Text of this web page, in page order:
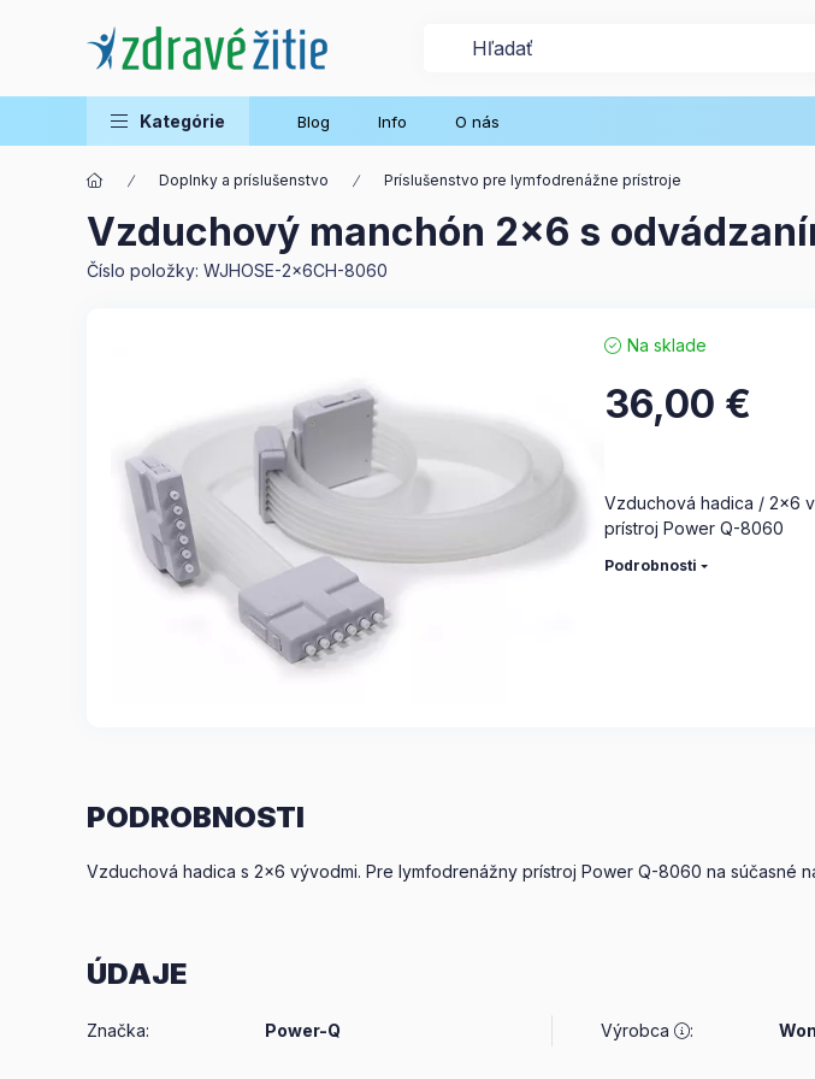
Kategórie Blog Info O nás
Doplnky a príslušenstvo Príslušenstvo pre lymfodrenážne prístroje
Vzduchový manchón 2x6 s
Číslo položky: WJHOSE-2x6CH-8060
Na sklade
36,00 €
Vzduchová hadica / 2×6
prístroj Power Q-8060
Podrobnosti
PODROBNOSTI
Vzduchová hadica s 2×6 vývodmi. Pre lymfodrenážny prístroj Power Q-8060 na súčasné
ÚDAJE
Značka: Power-Q Výrobca :